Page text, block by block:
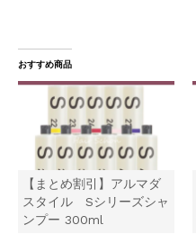
で
共
有
(
新
し
い
ウ
ィ
ン
ド
ウ
で
開
き
ま
リ
ッ
ク
し
て
く
だ
さ
い
(
新
し
い
おすすめ商品
【まとめ割引】アルマダ
スタイル Sシリーズシャ
ンプー 300ml